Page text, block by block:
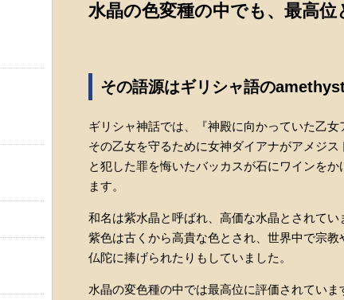
水晶の色変種の中でも、最高
その語源はギリシャ語の
ギリシャ神話では、『神殿に向かっていた乙
その乙女を守るために女神ダイアナがアメジ
と犯した罪を悔いたバッカスが石にワインを
ます。
和名は紫水晶と呼ばれ、高価な水晶とされてい
紫色は古くから高貴な色とされ、世界中で宗
仏陀に捧げられたりもしていました。
水晶の変色種の中では最高位に評価されていま